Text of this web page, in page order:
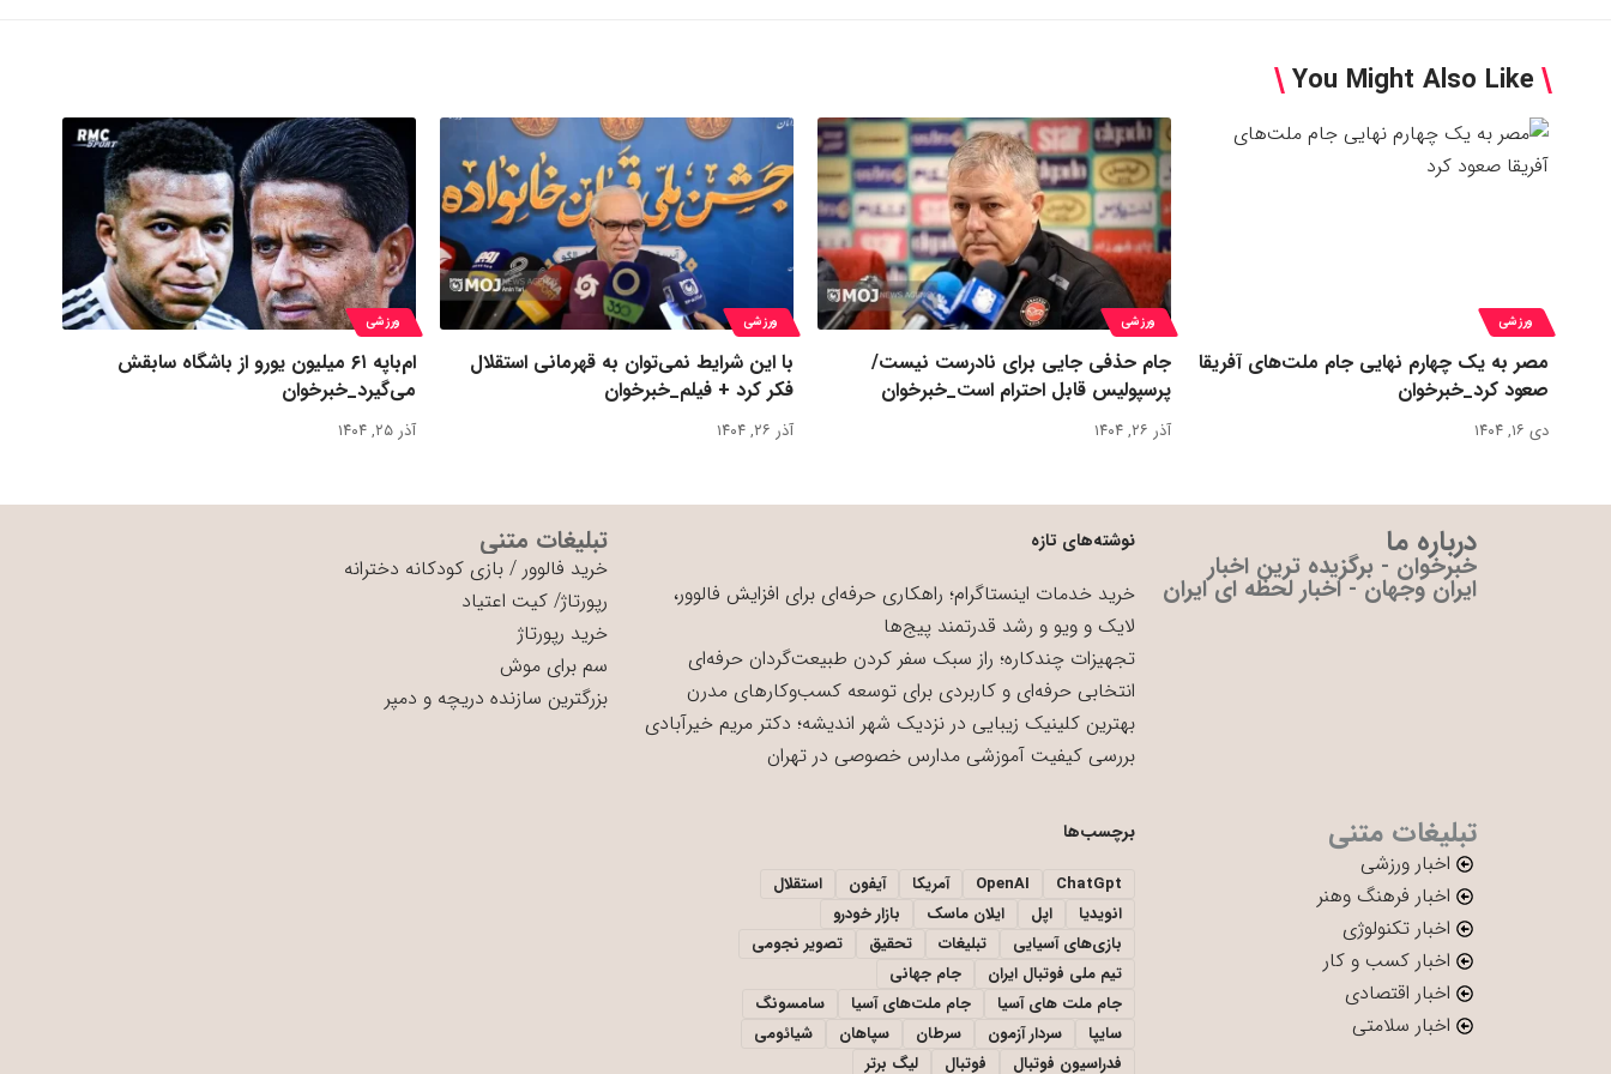
You Might Also Like
ورزشی
مصر به یک چهارم نهایی جام ملت‌های آفریقا
صعود کرد_خبرخوان
دی ۱۶, ۱۴۰۴
ورزشی
جام حذفی جایی برای نادرست نیست/
پرسپولیس قابل احترام است_خبرخوان
آذر ۲۶, ۱۴۰۴
ورزشی
با این شرایط نمی‌توان به قهرمانی استقلال
فکر کرد + فیلم_خبرخوان
آذر ۲۶, ۱۴۰۴
ورزشی
ام‌باپه ۶۱ میلیون یورو از باشگاه سابقش
می‌گیرد_خبرخوان
آذر ۲۵, ۱۴۰۴
درباره ما
خبرخوان - برگزیده ترین اخبار
ایران وجهان - اخبار لحظه ای ایران
نوشته‌های تازه
خرید خدمات اینستاگرام؛ راهکاری حرفه‌ای برای افزایش فالوور،
لایک و ویو و رشد قدرتمند پیج‌ها
تجهیزات چندکاره؛ راز سبک سفر کردن طبیعت‌گردان حرفه‌ای
انتخابی حرفه‌ای و کاربردی برای توسعه کسب‌وکارهای مدرن
بهترین کلینیک زیبایی در نزدیک شهر اندیشه؛ دکتر مریم خیرآبادی
بررسی کیفیت آموزشی مدارس خصوصی در تهران
تبلیغات متنی
خرید فالوور /بازی کودکانه دخترانه
رپورتاژ/کیت اعتیاد
خرید رپورتاژ
سم برای موش
بزرگترین سازنده دریچه و دمپر
تبلیغات متنی
اخبار ورزشی
اخبار فرهنگ وهنر
اخبار تکنولوژی
اخبار کسب و کار
اخبار اقتصادی
اخبار سلامتی
برچسب‌ها
ChatGpt
OpenAI آمریکا آیفون
استقلال
انویدیا
اپل ایلان ماسک
بازار خودرو
بازی‌های آسیایی
تبلیغات تحقیق
تصویر نجومی
تیم ملی فوتبال ایران
جام جهانی
جام ملت های آسیا
جام ملت‌های آسیا
سامسونگ
سایپا
سردار آزمون سرطان سپاهان
شیائومی
فدراسیون فوتبال
فوتبال لیگ برتر